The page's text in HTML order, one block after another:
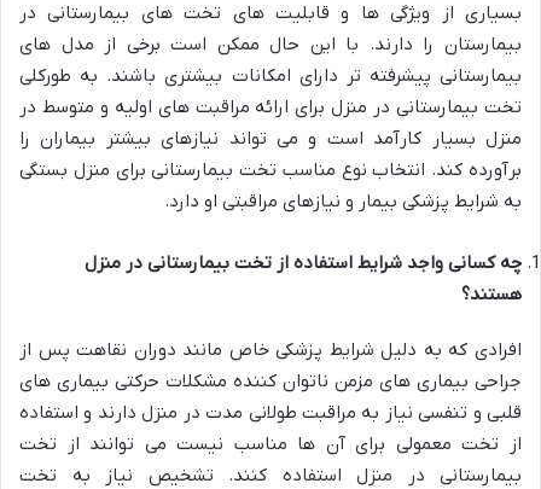
بسیاری از ویژگی ها و قابلیت های تخت های بیمارستانی در
بیمارستان را دارند. با این حال ممکن است برخی از مدل های
بیمارستانی پیشرفته تر دارای امکانات بیشتری باشند. به طورکلی
تخت بیمارستانی در منزل برای ارائه مراقبت های اولیه و متوسط در
منزل بسیار کارآمد است و می تواند نیازهای بیشتر بیماران را
برآورده کند. انتخاب نوع مناسب تخت بیمارستانی برای منزل بستگی
به شرایط پزشکی بیمار و نیازهای مراقبتی او دارد.
چه کسانی واجد شرایط استفاده از تخت بیمارستانی در منزل
هستند؟
افرادی که به دلیل شرایط پزشکی خاص مانند دوران نقاهت پس از
جراحی بیماری های مزمن ناتوان کننده مشکلات حرکتی بیماری های
قلبی و تنفسی نیاز به مراقبت طولانی مدت در منزل دارند و استفاده
از تخت معمولی برای آن ها مناسب نیست می توانند از تخت
بیمارستانی در منزل استفاده کنند. تشخیص نیاز به تخت